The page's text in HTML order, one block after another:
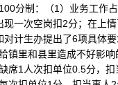
制：（1）业务工作占
现一次空岗扣2分；在上
计生办提出了6项具体
镇里和县里造成不好影
席1人次扣单位0.5分，